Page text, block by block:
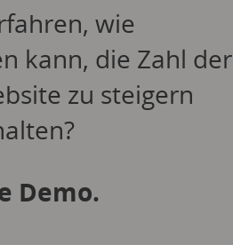
wie
kann, die Zahl der
zu steigern
Demo.